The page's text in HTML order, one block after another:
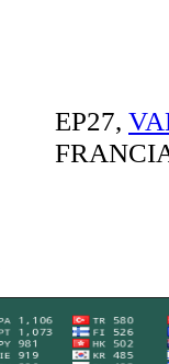
EP27,